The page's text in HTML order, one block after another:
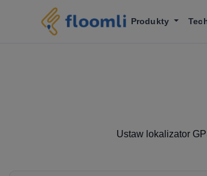
Produkty
Ustaw lokalizator